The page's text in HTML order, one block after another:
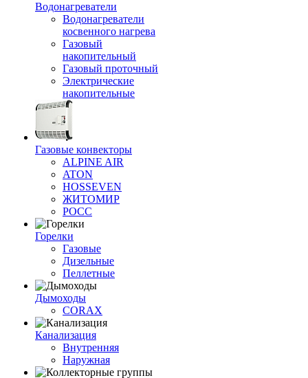
Водонагреватели
Водонагреватели
косвенного нагрева
Газовый
накопительный
Газовый проточный
Электрические
накопительные
Газовые конвекторы
ALPINE AIR
ATON
HOSSEVEN
ЖИТОМИР
РОСС
Горелки
Газовые
Дизельные
Пеллетные
Дымоходы
CORAX
Канализация
Внутренняя
Наружная